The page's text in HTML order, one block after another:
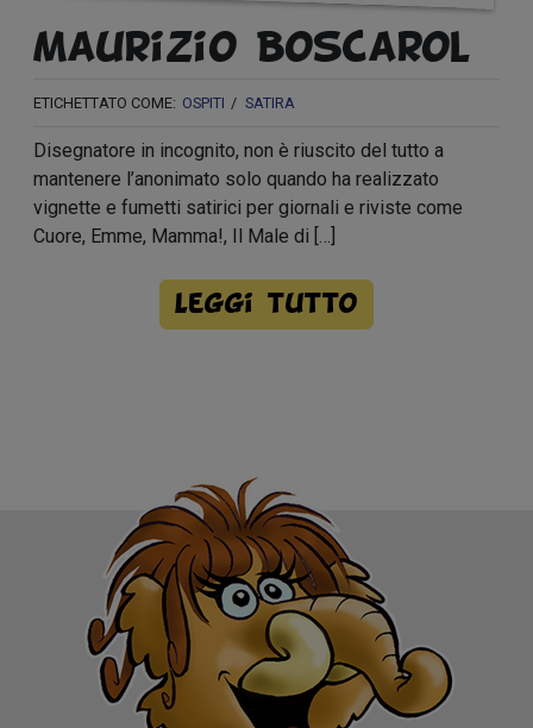
Maurizio Boscarol
ETICHETTATO COME: OSPITI SATIRA
Disegnatore in incognito, non è riuscito del tutto a
mantenere l’anonimato solo quando ha realizzato
vignette e fumetti satirici per giornali e riviste come
Cuore, Emme, Mamma!, Il Male di […]
Leggi tutto